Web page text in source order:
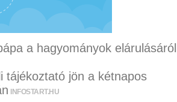
a hagyományok elárulásáról
tájékoztató jön a kétnapos
INFOSTART.HU